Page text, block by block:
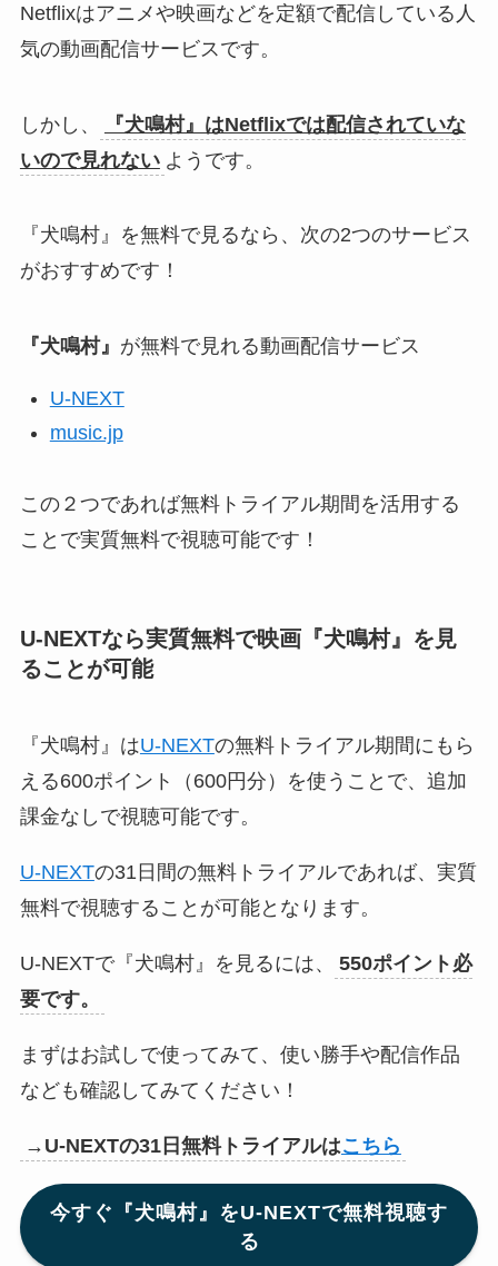
Netflixはアニメや映画などを定額で配信している人
気の動画配信サービスです。
しかし、
『犬鳴村』はNetflixでは配信されていな
いので見れない ようです。
『犬鳴村』を無料で見るなら、次の2つのサービス
がおすすめです！
『犬鳴村』 が無料で見れる動画配信サービス
U-NEXT
music.jp
この２つであれば無料トライアル期間を活用する
ことで実質無料で視聴可能です！
U-NEXTなら実質無料で映画『犬鳴村』 を見
ることが可能
『犬鳴村』はU-NEXTの無料トライアル期間にもら
える600ポイント（600円分）を使うことで、追加
課金なしで視聴可能です。
U-NEXTの31日間の無料トライアルであれば、実質
無料で視聴することが可能となります。
U-NEXTで『犬鳴村』を見るには、
550ポイント必
要です。
まずはお試しで使ってみて、使い勝手や配信作品
なども確認してみてください！
→U-NEXTの31日無料トライアルはこちら
今すぐ『犬鳴村』をU-NEXTで無料視聴す
る